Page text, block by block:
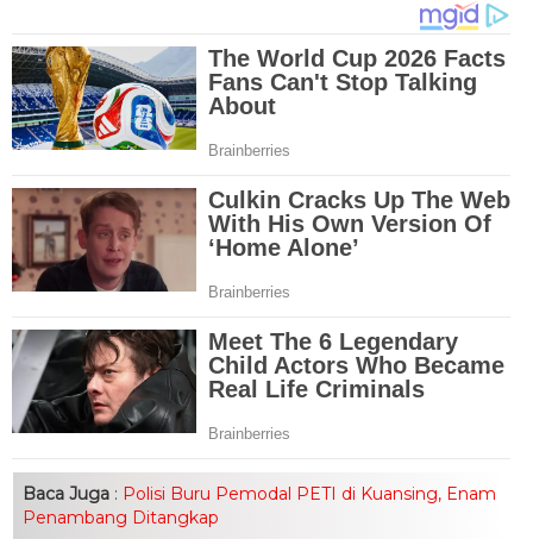
Baca Juga : Polisi Buru Pemodal PETI di Kuansing, Enam
Penambang Ditangkap